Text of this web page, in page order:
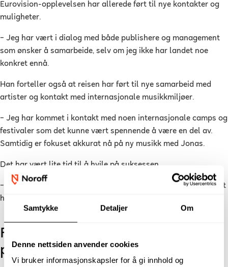
Samtykke Detaljer Om
Denne nettsiden anvender cookies
Vi bruker informasjonskapsler for å gi innhold og
Eurovision-opplevelsen har allerede ført til nye kontakter og
muligheter.
– Jeg har vært i dialog med både publishere og management
som ønsker å samarbeide, selv om jeg ikke har landet noe
konkret ennå.
Han forteller også at reisen har ført til nye samarbeid med
artister og kontakt med internasjonale musikkmiljøer.
– Jeg har kommet i kontakt med noen internasjonale camps og
festivaler som det kunne vært spennende å være en del av.
Samtidig er fokuset akkurat nå på ny musikk med Jonas.
Det har vært lite tid til å hvile på suksessen.
– Vi slapp faktisk en ny singel bare to uker etter finalen, så det
har gått i ett.
Fra student til profesjonell
produsent